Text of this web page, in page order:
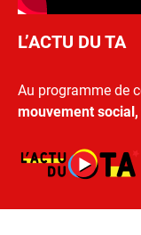
L’ACTU DU TA
Au programme de
mouvement